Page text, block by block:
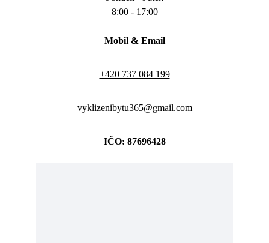
8:00 - 17:00
Mobil & Email
+420 737 084 199
vyklizenibytu365@gmail.com
IČO: 87696428